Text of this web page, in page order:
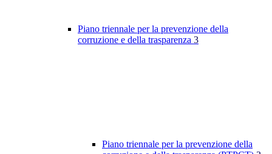
Piano triennale per la prevenzione della
corruzione e della trasparenza 3
Piano triennale per la prevenzione della